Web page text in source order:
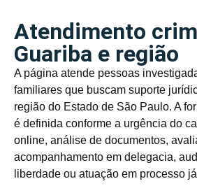
Atendimento
Guariba e região
A página atende pessoas
familiares que buscam suporte
região do Estado de São Paulo. A
é definida conforme a urgência do
online, análise de documentos,
acompanhamento em delegacia,
liberdade ou atuação em processo